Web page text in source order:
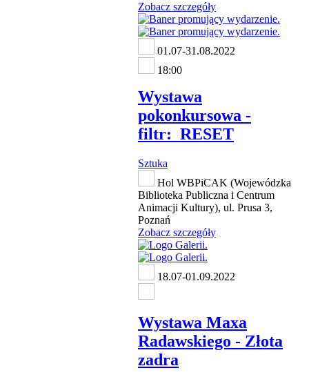
Zobacz szczegóły
01.07-31.08.2022
18:00
Wystawa
pokonkursowa -
filtr:_RESET
Sztuka
Hol WBPiCAK (Wojewódzka
Biblioteka Publiczna i Centrum
Animacji Kultury), ul. Prusa 3,
Poznań
Zobacz szczegóły
18.07-01.09.2022
Wystawa Maxa
Radawskiego - Złota
zadra